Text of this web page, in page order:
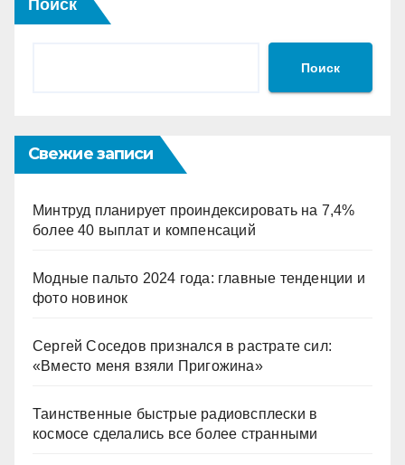
Поиск
Поиск
Свежие записи
Минтруд планирует проиндексировать на 7,4%
более 40 выплат и компенсаций
Модные пальто 2024 года: главные тенденции и
фото новинок
Сергей Соседов признался в растрате сил:
«Вместо меня взяли Пригожина»
Таинственные быстрые радиовсплески в
космосе сделались все более странными